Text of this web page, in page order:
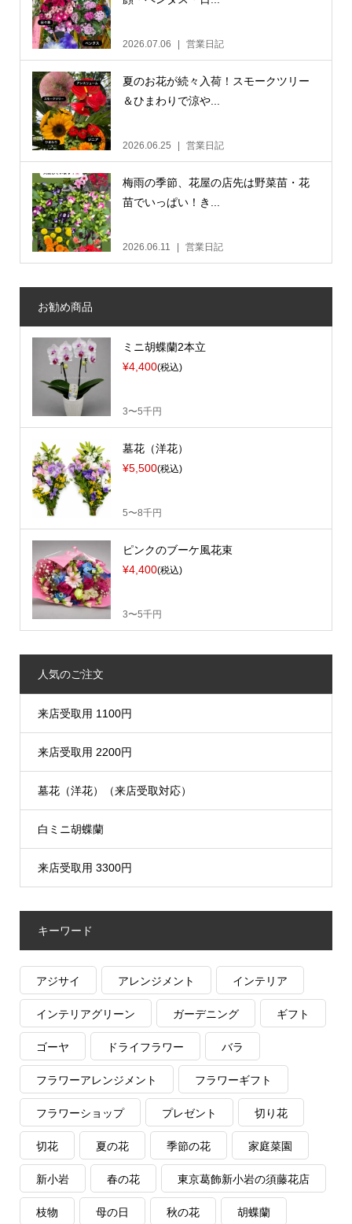
2026.07.06 営業日記
夏のお花が続々入荷！スモークツリー
＆ひまわりで涼や...
2026.06.25 営業日記
梅雨の季節、花屋の店先は野菜苗・花
苗でいっぱい！き...
2026.06.11 営業日記
お勧め商品
ミニ胡蝶蘭2本立
¥4,400(税込)
3〜5千円
墓花（洋花）
¥5,500(税込)
5〜8千円
ピンクのブーケ風花束
¥4,400(税込)
3〜5千円
人気のご注文
来店受取用 1100円
来店受取用 2200円
墓花（洋花）（来店受取対応）
白ミニ胡蝶蘭
来店受取用 3300円
キーワード
アジサイ アレンジメント インテリア
インテリアグリーン ガーデニング ギフト
ゴーヤ ドライフラワー バラ
フラワーアレンジメント フラワーギフト
フラワーショップ プレゼント 切り花
切花 夏の花 季節の花 家庭菜園
新小岩 春の花 東京葛飾新小岩の須藤花店
枝物 母の日 秋の花 胡蝶蘭